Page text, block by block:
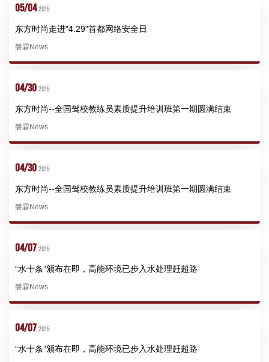
05/04 2015
东方时尚走进"4.29"首都网络安全日
磐霖News
04/30 2015
东方时尚--全国驾校教练员素质提升培训班第一期圆满结束
磐霖News
04/30 2015
东方时尚--全国驾校教练员素质提升培训班第一期圆满结束
磐霖News
04/07 2015
“水十条”颁布在即，高能环境已步入水处理赶超路
磐霖News
04/07 2015
“水十条”颁布在即，高能环境已步入水处理赶超路